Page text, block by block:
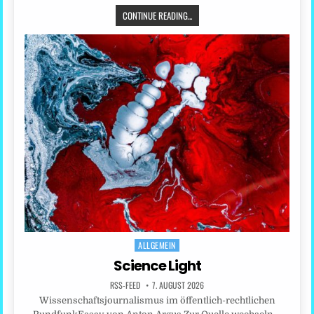
CONTINUE READING...
Posted
ALLGEMEIN
Science Light
RSS-FEED 7. AUGUST 2026
Wissenschaftsjournalismus im öffentlich-rechtlichen